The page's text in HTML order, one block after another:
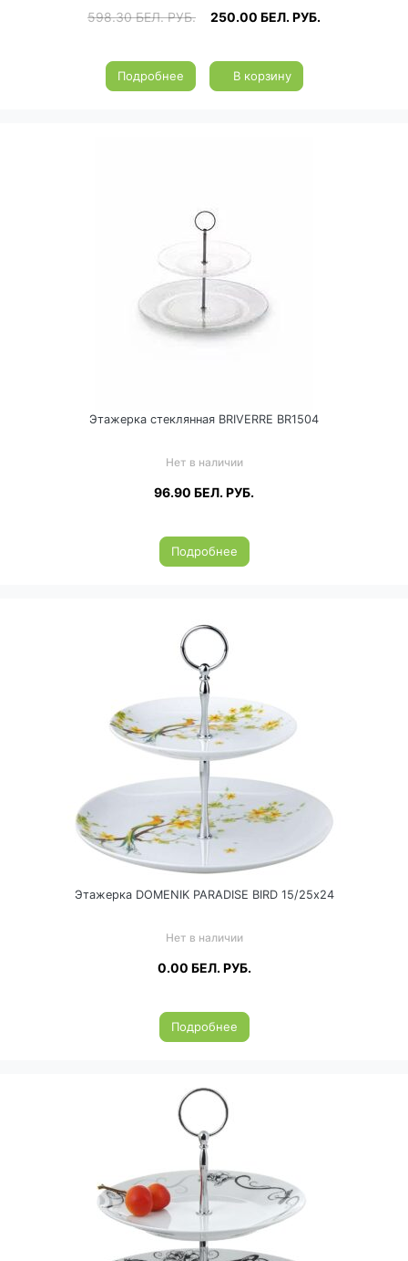
598.30БЕЛ. РУБ. 250.00 БЕЛ. РУБ.
Подробнее В корзину
Этажерка стеклянная BRIVERRE BR1504
Нет в наличии
96.90 БЕЛ. РУБ.
Подробнее
Этажерка DOMENIK PARADISE BIRD 15/25х24
Нет в наличии
0.00 БЕЛ. РУБ.
Подробнее